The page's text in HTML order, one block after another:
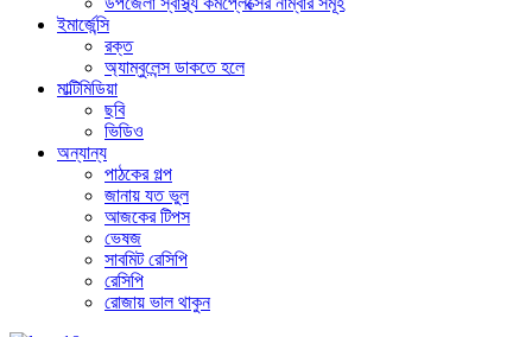
ইমার্জেন্সি
রক্ত
অ্যাম্বুলেন্স ডাকতে হলে
মাল্টিমিডিয়া
ছবি
ভিডিও
অন্যান্য
পাঠকের গল্প
জানায় যত ভুল
আজকের টিপস
ভেষজ
সাবমিট রেসিপি
রেসিপি
রোজায় ভাল থাকুন